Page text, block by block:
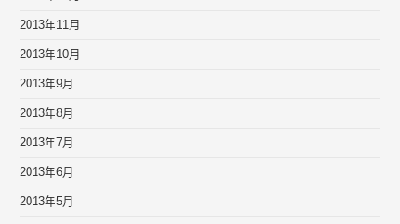
2013年11月
2013年10月
2013年9月
2013年8月
2013年7月
2013年6月
2013年5月